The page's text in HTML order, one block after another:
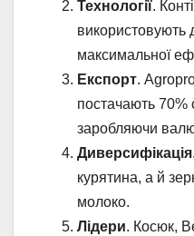
Технології.
використовують
максимальної
Експорт.
постачають 70%
заробляючи
Диверсифікація
курятина, а й
молоко.
Лідери. Косюк,